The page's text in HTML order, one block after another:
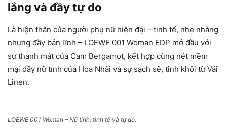
lắng và đầy tự do
Là hiện thân của người phụ nữ hiện đại – tinh tế, nhẹ nhàng
nhưng đầy bản lĩnh – LOEWE 001 Woman EDP mở đầu với
sự thanh mát của Cam Bergamot, kết hợp cùng nét mềm
mại đầy nữ tính của Hoa Nhài và sự sạch sẽ, tinh khôi từ Vải
Linen.
LOEWE 001 Woman – Nữ tính, tinh tế và tự do.